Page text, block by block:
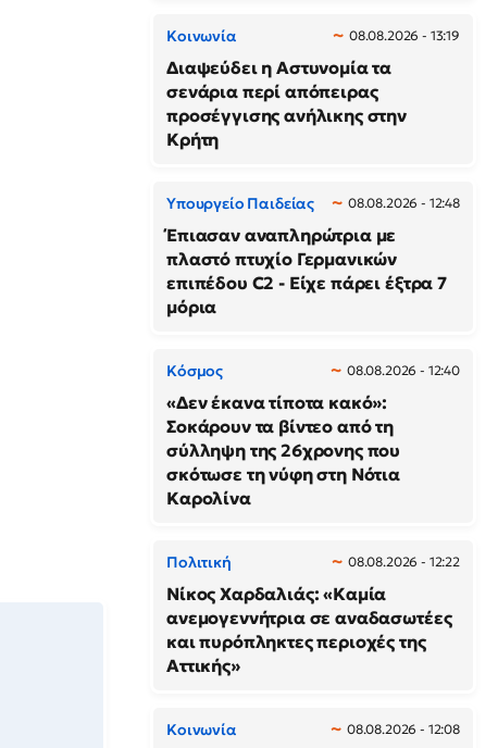
Κοινωνία 08.08.2026 - 13:19
Διαψεύδει η Αστυνομία τα
σενάρια περί απόπειρας
προσέγγισης ανήλικης στην
Κρήτη
Υπουργείο Παιδείας 08.08.2026 - 12:48
Έπιασαν αναπληρώτρια με
πλαστό πτυχίο Γερμανικών
επιπέδου C2 - Είχε πάρει έξτρα 7
μόρια
Κόσμος 08.08.2026 - 12:40
«Δεν έκανα τίποτα κακό»:
Σοκάρουν τα βίντεο από τη
σύλληψη της 26χρονης που
σκότωσε τη νύφη στη Νότια
Καρολίνα
Πολιτική 08.08.2026 - 12:22
Νίκος Χαρδαλιάς: «Καμία
ανεμογεννήτρια σε αναδασωτέες
και πυρόπληκτες περιοχές της
Αττικής»
Κοινωνία 08.08.2026 - 12:08